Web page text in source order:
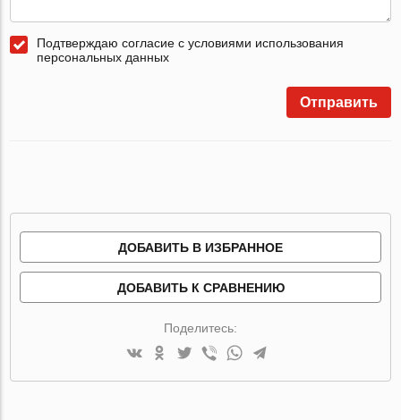
Подтверждаю согласие с условиями использования
персональных данных
Отправить
ДОБАВИТЬ В ИЗБРАННОЕ
ДОБАВИТЬ К СРАВНЕНИЮ
Поделитесь: